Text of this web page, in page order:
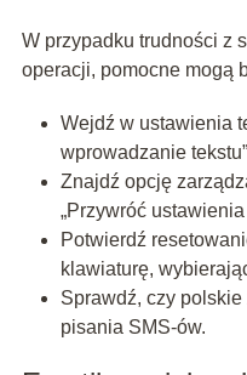
W przypadku trudności z
operacji, pomocne mogą
Wejdź w ustawienia
wprowadzanie
Znajdź opcję
„Przywróć
Potwierdź
klawiaturę,
Sprawdź, czy
pisania SMS-ów.